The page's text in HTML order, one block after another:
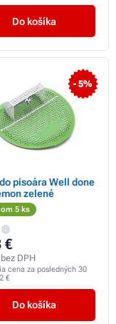
Do košíka
- 5%
pisoára Well done
zelené
5 ks
€
DPH
cena za posledných 30
€
Do košíka